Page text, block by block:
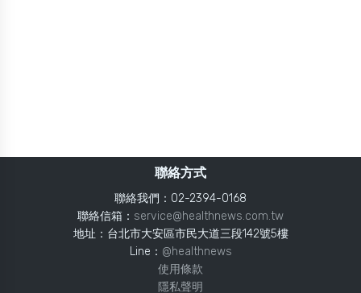
聯絡方式
聯絡我們：02-2394-0168
聯絡信箱： service@healthnews.com.tw
地址：台北市大安區市民大道三段142號5樓
Line： @healthnews
使用條款
隱私聲明